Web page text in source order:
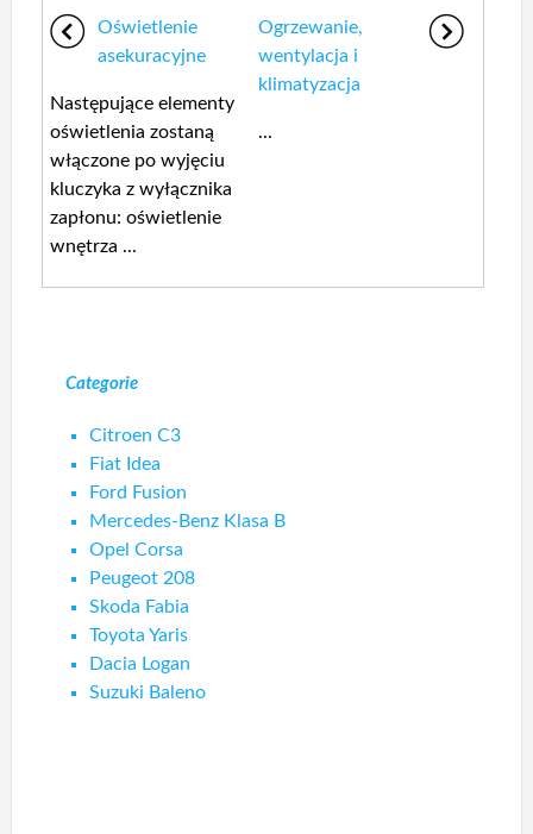
Oświetlenie
asekuracyjne
Następujące elementy
oświetlenia zostaną
włączone po wyjęciu
kluczyka z wyłącznika
zapłonu: oświetlenie
wnętrza ...
Ogrzewanie,
wentylacja i
klimatyzacja
...
Categorie
Citroen C3
Fiat Idea
Ford Fusion
Mercedes-Benz Klasa B
Opel Corsa
Peugeot 208
Skoda Fabia
Toyota Yaris
Dacia Logan
Suzuki Baleno